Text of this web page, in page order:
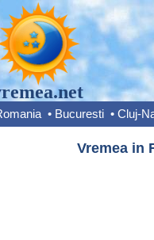
• Bucuresti • Cluj-
Vremea in